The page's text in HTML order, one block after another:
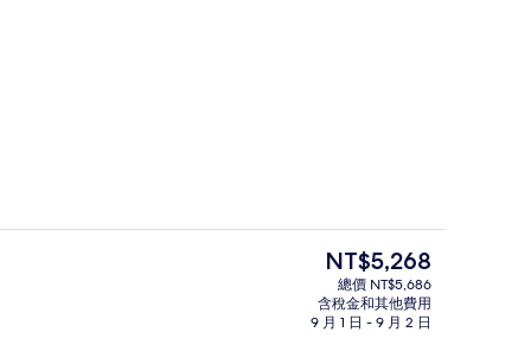
體去角質、臉部療程、按摩室/療程室、按摩服務
目
前
的
價
NT$5,268
總價 NT$5,686
含稅金和其他費用
9 月 1 日 - 9 月 2 日